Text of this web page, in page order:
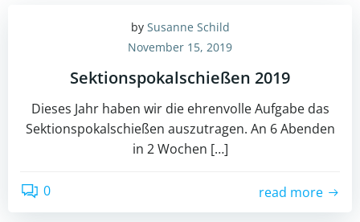
by Susanne Schild
November 15, 2019
Sektionspokalschießen 2019
Dieses Jahr haben wir die ehrenvolle Aufgabe das
Sektionspokalschießen auszutragen. An 6 Abenden
in 2 Wochen […]
0 read more